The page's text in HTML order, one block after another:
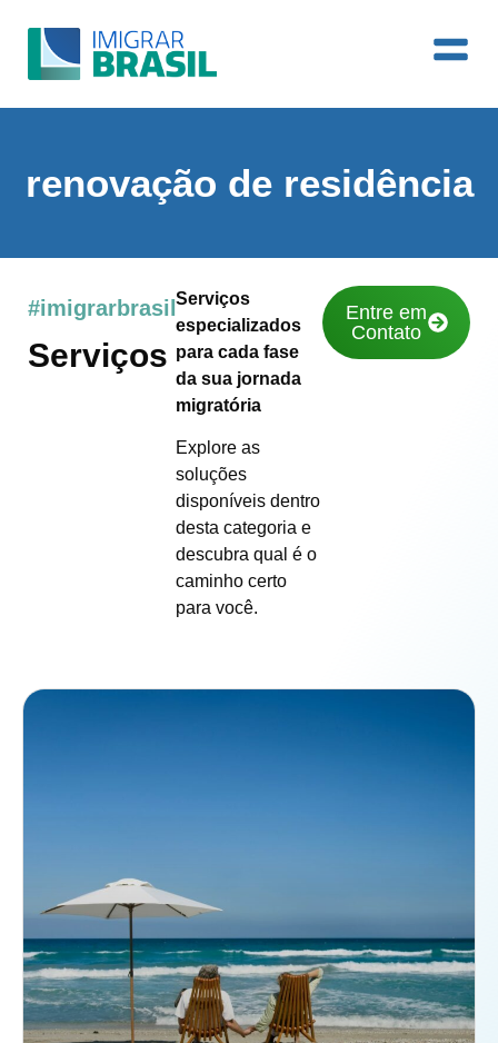
renovação de residência
#imigrarbrasil
Serviços
Serviços
especializados
para cada fase
da sua jornada
migratória
Explore as
soluções
disponíveis dentro
desta categoria e
descubra qual é o
caminho certo
para você.
Entre em
Contato